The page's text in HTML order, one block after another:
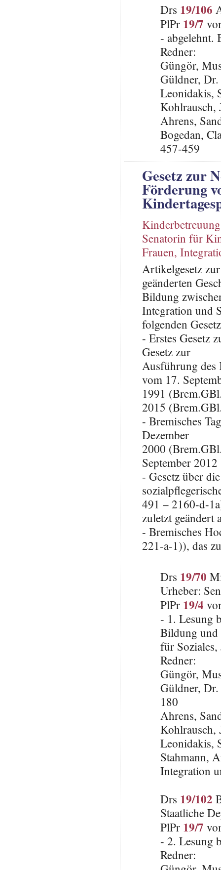
Drs 19/106
PlPr 19/7
- abgelehnt.
Redner:
Güngör,
Güldner,
Leonidakis,
Kohlrausch,
Ahrens,
Bogedan,
457-459
Gesetz zur
Förderung
Kinderbetreuung
Senatorin für
Frauen,
Artikelgesetz
geänderten
Bildung
Integration und
folgenden
- Erstes Gesetz
Gesetz zur
Ausführung des
vom 17.
1991
2015
- Bremisches
Dezember
2000
September
- Gesetz über
491 – 2160-d-
zuletzt
- Bremisches
221-a-1)), das
Drs 19/70
Urheber:
PlPr 19/4
- 1. Lesung
Bildung und
für
Redner:
Güngör,
Güldner,
180
Ahrens,
Kohlrausch,
Leonidakis,
Stahmann,
Integration
Drs 19/102
Staatliche
PlPr 19/7
- 2. Lesung
Redner: